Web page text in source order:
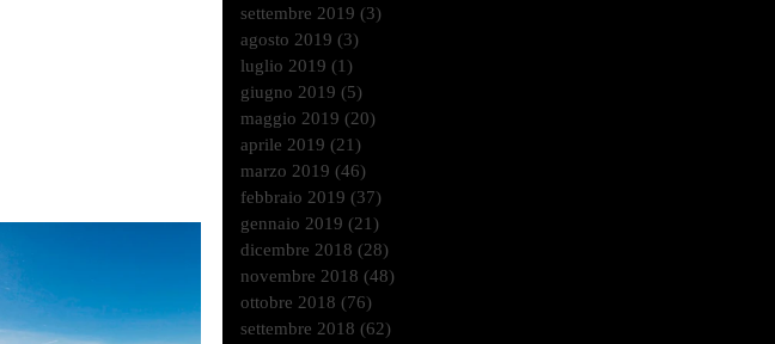
settembre 2019 (3)
agosto 2019 (3)
luglio 2019 (1)
giugno 2019 (5)
maggio 2019 (20)
aprile 2019 (21)
marzo 2019 (46)
febbraio 2019 (37)
gennaio 2019 (21)
dicembre 2018 (28)
novembre 2018 (48)
ottobre 2018 (76)
settembre 2018 (62)